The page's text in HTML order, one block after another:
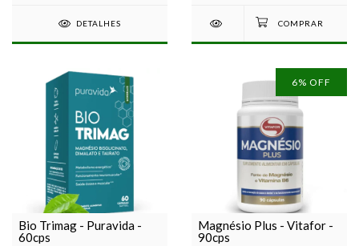
DETALHES
Bio Trimag - Puravida -
60cps
6% OFF
Magnésio Plus - Vitafor -
90cps